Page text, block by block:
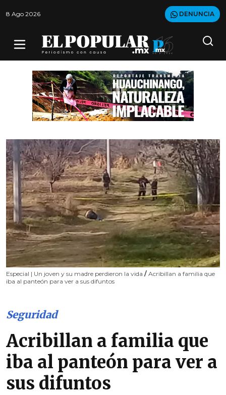
8 Ago 2026 DENUNCIA
Especial | Un joven y su madre perdieron la vida / Acribillan a familia que
iba al panteón para ver a sus difuntos
Seguridad
Acribillan a familia que
iba al panteón para ver a
sus difuntos